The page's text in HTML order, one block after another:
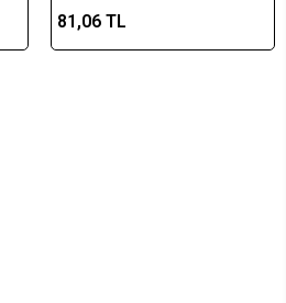
Şişe Açacağı – Ahşap Saplı
81,06 TL